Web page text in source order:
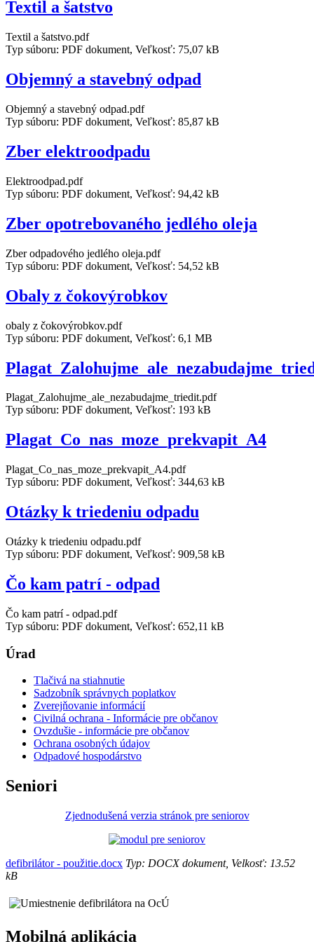
Textil a šatstvo
Textil a šatstvo.pdf
Typ súboru: PDF dokument, Veľkosť: 75,07 kB
Objemný a stavebný odpad
Objemný a stavebný odpad.pdf
Typ súboru: PDF dokument, Veľkosť: 85,87 kB
Zber elektroodpadu
Elektroodpad.pdf
Typ súboru: PDF dokument, Veľkosť: 94,42 kB
Zber opotrebovaného jedlého oleja
Zber odpadového jedlého oleja.pdf
Typ súboru: PDF dokument, Veľkosť: 54,52 kB
Obaly z čokovýrobkov
obaly z čokovýrobkov.pdf
Typ súboru: PDF dokument, Veľkosť: 6,1 MB
Plagat_Zalohujme_ale_nezabudajme_triedit.pdf
Typ súboru: PDF dokument, Veľkosť: 193 kB
Plagat_Co_nas_moze_prekvapit_A4
Plagat_Co_nas_moze_prekvapit_A4.pdf
Typ súboru: PDF dokument, Veľkosť: 344,63 kB
Otázky k triedeniu odpadu
Otázky k triedeniu odpadu.pdf
Typ súboru: PDF dokument, Veľkosť: 909,58 kB
Čo kam patrí - odpad
Čo kam patrí - odpad.pdf
Typ súboru: PDF dokument, Veľkosť: 652,11 kB
Úrad
Tlačivá na stiahnutie
Sadzobník správnych poplatkov
Zverejňovanie informácií
Civilná ochrana - Informácie pre občanov
Ovzdušie - informácie pre občanov
Ochrana osobných údajov
Odpadové hospodárstvo
Seniori
Zjednodušená verzia stránok pre seniorov
defibrilátor - použitie.docx Typ: DOCX dokument, Velkosť: 13.52
kB
Mobilná aplikácia